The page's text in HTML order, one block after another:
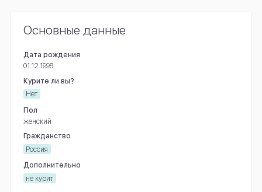
Основные данные
Дата рождения
01.12.1998
Курите ли вы?
Нет
Пол
женский
Гражданство
Россия
Дополнительно
не курит